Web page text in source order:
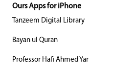
Ours Apps for iPhone
Tanzeem Digital Library
Bayan ul Quran
Professor Hafi Ahmed